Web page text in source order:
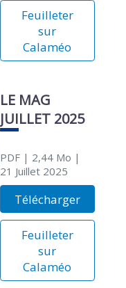
Feuilleter
sur
Calaméo
LE MAG
JUILLET 2025
PDF| 2,44 Mo |
21 Juillet 2025
Télécharger
Feuilleter
sur
Calaméo